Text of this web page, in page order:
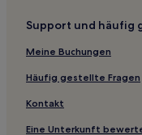
Hotels nahe U-
Hotels nahe
Hotels nahe
Hotels nahe Bahnhof
Hotels nahe Bahnhof
Support und häufig
Meine Buchungen
Häufig gestellte Fragen
Kontakt
Eine Unterkunft